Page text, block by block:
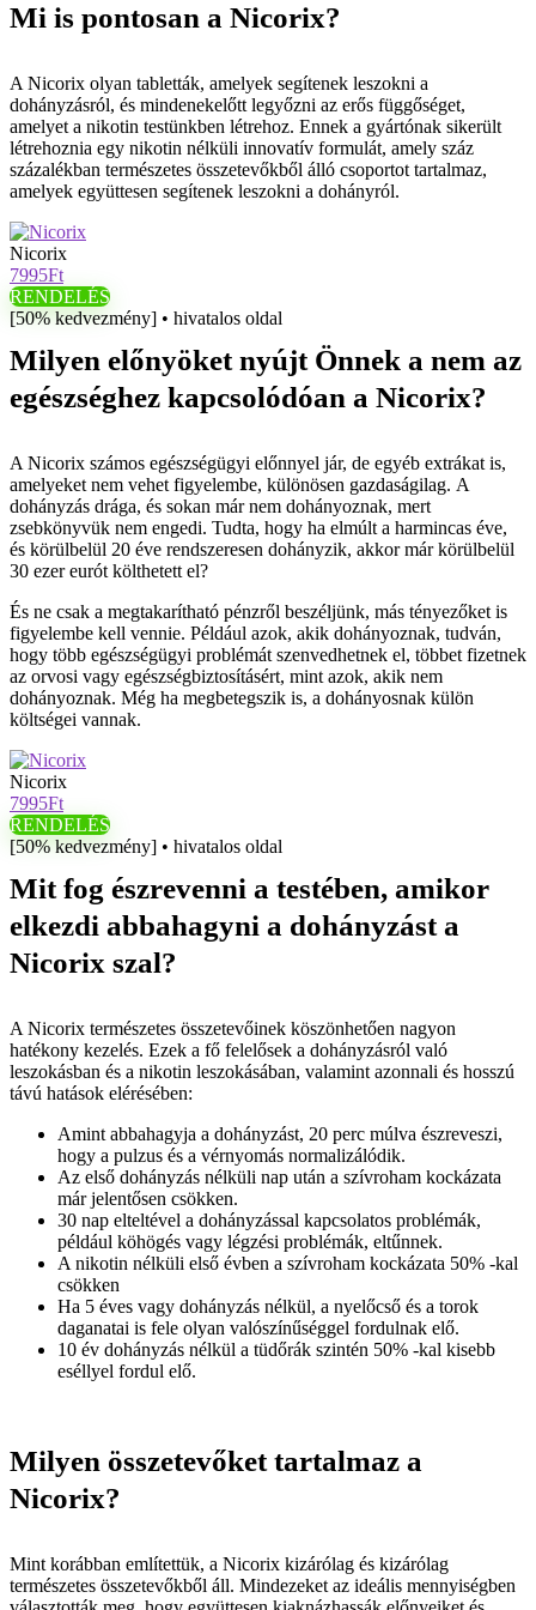
Mi is pontosan a Nicorix?
A Nicorix olyan tabletták, amelyek segítenek leszokni a
dohányzásról, és mindenekelőtt legyőzni az erős függőséget,
amelyet a nikotin testünkben létrehoz. Ennek a gyártónak sikerült
létrehoznia egy nikotin nélküli innovatív formulát, amely száz
százalékban természetes összetevőkből álló csoportot tartalmaz,
amelyek együttesen segítenek leszokni a dohányról.
Nicorix
7995Ft
RENDELÉS
[50% kedvezmény] • hivatalos oldal
Milyen előnyöket nyújt Önnek a nem az
egészséghez kapcsolódóan a Nicorix?
A Nicorix számos egészségügyi előnnyel jár, de egyéb extrákat is,
amelyeket nem vehet figyelembe, különösen gazdaságilag. A
dohányzás drága, és sokan már nem dohányoznak, mert
zsebkönyvük nem engedi. Tudta, hogy ha elmúlt a harmincas éve,
és körülbelül 20 éve rendszeresen dohányzik, akkor már körülbelül
30 ezer eurót költhetett el?
És ne csak a megtakarítható pénzről beszéljünk, más tényezőket is
figyelembe kell vennie. Például azok, akik dohányoznak, tudván,
hogy több egészségügyi problémát szenvedhetnek el, többet fizetnek
az orvosi vagy egészségbiztosításért, mint azok, akik nem
dohányoznak. Még ha megbetegszik is, a dohányosnak külön
költségei vannak.
Nicorix
7995Ft
RENDELÉS
[50% kedvezmény] • hivatalos oldal
Mit fog észrevenni a testében, amikor
elkezdi abbahagyni a dohányzást a
Nicorix szal?
A Nicorix természetes összetevőinek köszönhetően nagyon
hatékony kezelés. Ezek a fő felelősek a dohányzásról való
leszokásban és a nikotin leszokásában, valamint azonnali és hosszú
távú hatások elérésében:
Amint abbahagyja a dohányzást, 20 perc múlva észreveszi,
hogy a pulzus és a vérnyomás normalizálódik.
Az első dohányzás nélküli nap után a szívroham kockázata
már jelentősen csökken.
30 nap elteltével a dohányzással kapcsolatos problémák,
például köhögés vagy légzési problémák, eltűnnek.
A nikotin nélküli első évben a szívroham kockázata 50% -kal
csökken
Ha 5 éves vagy dohányzás nélkül, a nyelőcső és a torok
daganatai is fele olyan valószínűséggel fordulnak elő.
10 év dohányzás nélkül a tüdőrák szintén 50% -kal kisebb
eséllyel fordul elő.
Milyen összetevőket tartalmaz a
Nicorix?
Mint korábban említettük, a Nicorix kizárólag és kizárólag
természetes összetevőkből áll. Mindezeket az ideális mennyiségben